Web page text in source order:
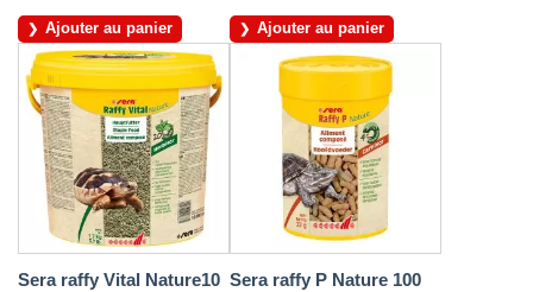
Ajouter au panier Ajouter au panier
Sera raffy Vital Nature10 Sera raffy P Nature 100